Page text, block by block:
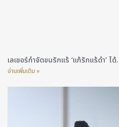
เลเซอร์กำจัดขนรักแร้ ‘แก้รักแร้ดำ’ ไ
อ่านเพิ่มเติม »